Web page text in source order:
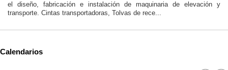
el diseño, fabricación e instalación de maquinaria de elevación y
transporte. Cintas transportadoras, Tolvas de rece...
Calendarios